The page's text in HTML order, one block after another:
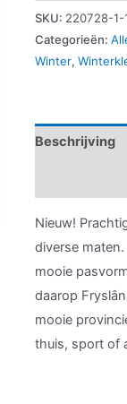
navyblauw
aantal
SKU: 220728-1-
Categorieën:
Winter,
Beschrijving
Nieuw!
diverse
mooie
daarop
mooie
thuis, sport of